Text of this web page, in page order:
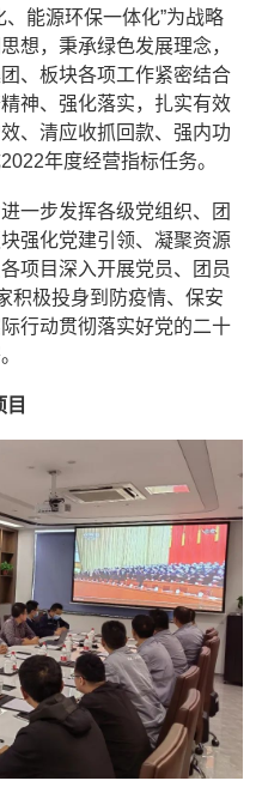
能源环保一体化”为战略
想，秉承绿色发展理念，
、板块各项工作紧密结合
神、强化落实，扎实有效
、清应收抓回款、强内功
年度经营指标任务。
一步发挥各级党组织、团
强化党建引领、凝聚资源
项目深入开展党员、团员
积极投身到防疫情、保安
行动贯彻落实好党的二十
目